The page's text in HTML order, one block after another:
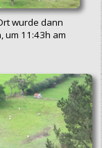
wurde dann
um 11:43h am